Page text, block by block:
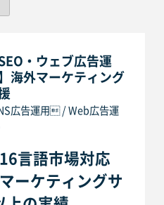
SEO・ウェブ広告運
海外マーケティング
広告運用 / Web広告運
言語市場対応
ーケティングサ